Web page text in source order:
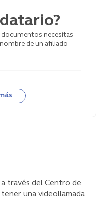
documentos necesitas
de un afiliado
través del Centro de
una videollamada